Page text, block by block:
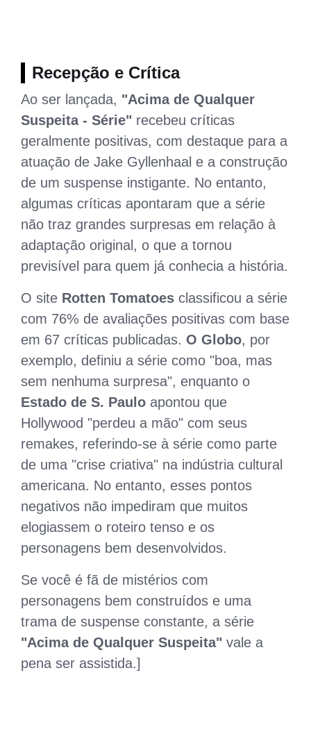
Recepção e Crítica
Ao ser lançada, "Acima de Qualquer
Suspeita - Série" recebeu críticas
geralmente positivas, com destaque para a
atuação de Jake Gyllenhaal e a construção
de um suspense instigante. No entanto,
algumas críticas apontaram que a série
não traz grandes surpresas em relação à
adaptação original, o que a tornou
previsível para quem já conhecia a história.
O site Rotten Tomatoes classificou a série
com 76% de avaliações positivas com base
em 67 críticas publicadas. O Globo, por
exemplo, definiu a série como "boa, mas
sem nenhuma surpresa", enquanto o
Estado de S. Paulo apontou que
Hollywood "perdeu a mão" com seus
remakes, referindo-se à série como parte
de uma "crise criativa" na indústria cultural
americana. No entanto, esses pontos
negativos não impediram que muitos
elogiassem o roteiro tenso e os
personagens bem desenvolvidos.
Se você é fã de mistérios com
personagens bem construídos e uma
trama de suspense constante, a série
"Acima de Qualquer Suspeita" vale a
pena ser assistida.]